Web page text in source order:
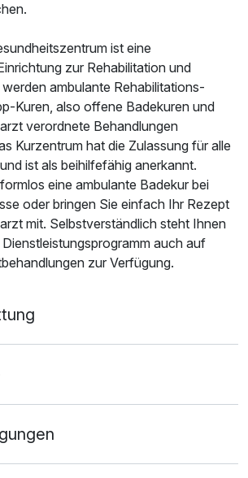
ist eine
zur Rehabilitation und
ambulante Rehabilitations-
Kuren, also offene Badekuren und
verordnete Behandlungen
Kurzentrum hat die Zulassung für alle
ist als beihilfefähig anerkannt.
eine ambulante Badekur bei
oder bringen Sie einfach Ihr Rezept
mit. Selbstverständlich steht Ihnen
auch auf
zur Verfügung.